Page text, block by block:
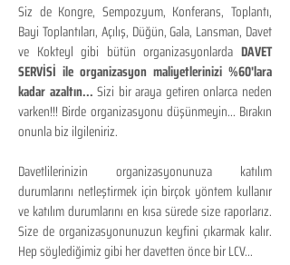
Siz de Kongre, Sempozyum, Konferans, Toplantı,
Bayi Toplantıları, Açılış, Düğün, Gala, Lansman, Davet
ve Kokteyl gibi bütün organizasyonlarda DAVET
SERVİSİ ile organizasyon maliyetlerinizi %60'lara
kadar azaltın...Sizi bir araya getiren onlarca neden
varken!!! Birde organizasyonu düşünmeyin... Bırakın
onunla biz ilgileniriz.
Davetlilerinizin organizasyonunuza katılım
durumlarını netleştirmek için birçok yöntem kullanır
ve katılım durumlarını en kısa sürede size raporlarız.
Size de organizasyonunuzun keyfini çıkarmak kalır.
Hep söylediğimiz gibi her davetten önce bir LCV...